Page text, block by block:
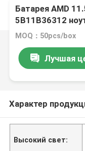
Батарея AMD
5B11B36312
Chromebook
MOQ：50pcs/box
Лучшая
Характер
Высокий свет: